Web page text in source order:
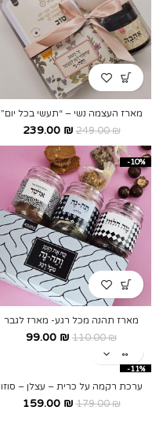
מארז העצמה נשי – “תעשי בכל יום”
249.00₪
239.00 ₪
-10%
מארז תהנה מכל רגע- מארז לגבר
110.00₪
99.00 ₪
-11%
ערכת רקמה על כרית – עצלן – סוזו
179.00₪
159.00 ₪